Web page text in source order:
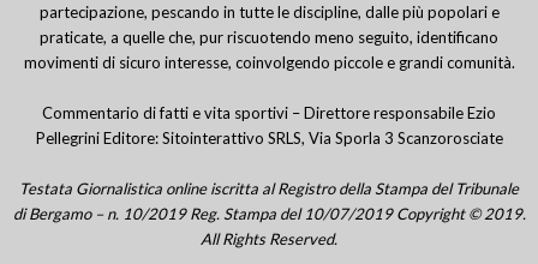
partecipazione, pescando in tutte le discipline, dalle più popolari e
praticate, a quelle che, pur riscuotendo meno seguito, identificano
movimenti di sicuro interesse, coinvolgendo piccole e grandi comunità.
Commentario di fatti e vita sportivi – Direttore responsabile Ezio
Pellegrini Editore: Sitointerattivo SRLS, Via Sporla 3 Scanzorosciate
Testata Giornalistica online iscritta al Registro della Stampa del Tribunale
di Bergamo – n. 10/2019 Reg. Stampa del 10/07/2019 Copyright © 2019.
All Rights Reserved.